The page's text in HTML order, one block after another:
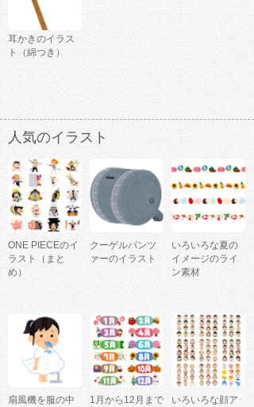
耳かきのイラス
ト（綿つき）
人気のイラスト
ONE PIECEのイ
ラスト（まと
め）
クーゲルパンツ
ァーのイラスト
いろいろな夏の
イメージのライ
ン素材
扇風機を服の中
1月から12月まで
いろいろな顔ア